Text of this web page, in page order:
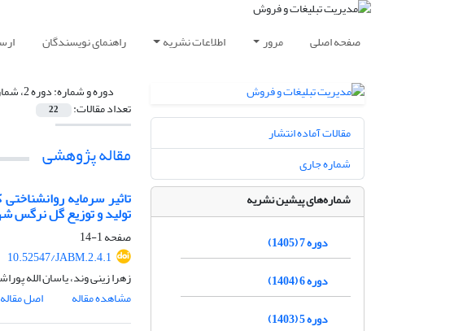
صفحه اصلی مرور اطلاعات نشریه راهنمای نویسندگان
دوره و شماره:دوره 2، شماره 4 - شماره پیاپی 8، زمستان 1400، صفحه 1-200
تعداد مقالات: 22
مقاله پژوهشی
تاثیر سرمایه
تولید و توزیع گل نرگس
صفحه1-14
10.52547/JABM.2.4.1
زهرا زینی وند، یاسان الله
مشاهده مقاله
اصل مقاله
مقالات آماده انتشار
شماره جاری
شماره‌های پیشین نشریه
دوره 7 (1405)
دوره 6 (1404)
دوره 5 (1403)